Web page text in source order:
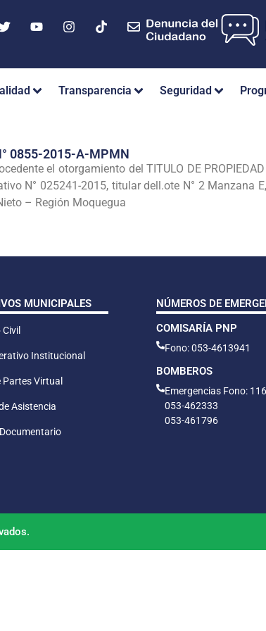
Transparencia Seguridad
0855-2015-A-MPMN
el otorgamiento del TITULO DE
N° 025241-2015, titular dell.ote N° 2 Manzana
– Región Moquegua
MUNICIPALES
Institucional
Partes Virtual
Asistencia
NÚMEROS DE
COMISARÍA PNP
Fono: 053-4613941
BOMBEROS
Emergencias Fono: 116
053-462333
053-461796